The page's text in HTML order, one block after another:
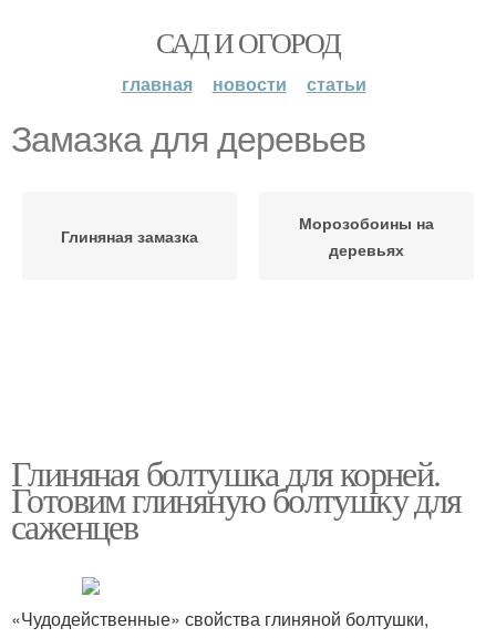
САД И ОГОРОД
главная новости статьи
Замазка для деревьев
Глиняная замазка
Морозобоины на
деревьях
Глиняная болтушка для корней.
Готовим глиняную болтушку для
саженцев
«Чудодейственные» свойства глиняной болтушки,